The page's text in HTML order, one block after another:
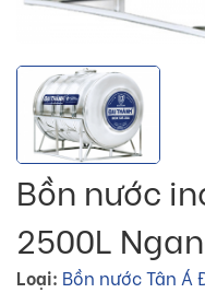
Bồn nước
2500L
Loại: Bồn nước Tân Á